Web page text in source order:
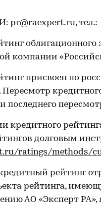
pr@raexpert.ru,
облигационного
компании
присвоен по
последнего
кредитного
долговым
ratings/methods/
рейтинг
рейтинга,
АО «Эксперт